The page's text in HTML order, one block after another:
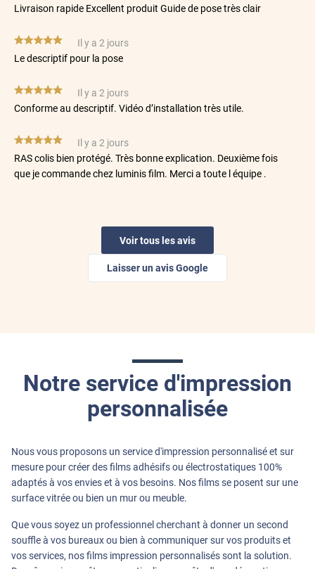
Livraison rapide Excellent produit Guide de pose très clair
*****
Le descriptif pour la pose
Il y a 2 jours
*****
Conforme au descriptif. Vidéo d’installation très utile.
Il y a 2 jours
*****
RAS colis bien protégé. Très bonne explication. Deuxième fois
que je commande chez luminis film. Merci a toute l équipe .
Il y a 2 jours
Très bon contact, commande rapide,et expédition rapide,très
*****
Les films sont très faciles à poser ( avec aide du tuto ) mais il
faut bien être 2 !! Nous les avons installé hier donc pas encore
nous avions bien enlevé 2 mm comme indiqué et nous avons
regretté car il reste une petite bande de vitre non recouverte
sur le coté ... Nous avions peut être mal pris nos mesures !
mais mieux vaut en recouper un petit morceau après la pose !!
Il y a 3 jours
*****
filtre bien les rayons du soleil
Il y a 3 jours
Voir tous les avis
Laisser un avis Google
Notre service d'impression
personnalisée
Nous vous proposons un service d'impression personnalisé et sur
mesure pour créer des films adhésifs ou électrostatiques 100%
adaptés à vos envies et à vos besoins. Nos films se posent sur une
surface vitrée ou bien un mur ou meuble.
Que vous soyez un professionnel cherchant à donner un second
souffle à vos bureaux ou bien à communiquer sur vos produits et
vos services, nos films impression personnalisés sont la solution.